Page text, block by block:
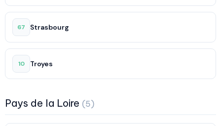
67 Strasbourg
10 Troyes
Pays de la Loire (5)